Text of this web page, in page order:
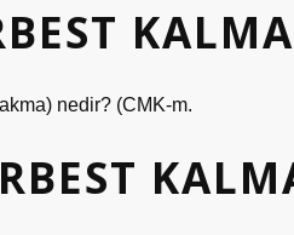
nedir? (CMK-m.